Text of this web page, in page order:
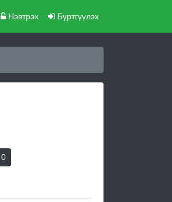
Нэвтрэх Бүртгүүлэх
0